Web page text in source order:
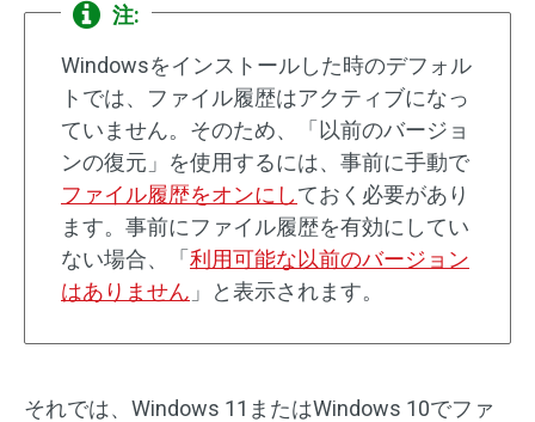
注:
Windowsをインストールした時のデフォル
トでは、ファイル履歴はアクティブになっ
ていません。そのため、「以前のバージョ
ンの復元」を使用するには、事前に手動で
ファイル履歴をオンにしておく必要があり
ます。事前にファイル履歴を有効にしてい
ない場合、「 利用可能な以前のバージョン
はありません 」と表示されます。
それでは、Windows 11またはWindows 10でファ